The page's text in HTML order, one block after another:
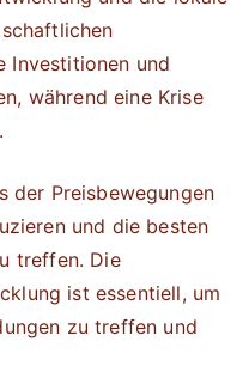
Investitionen und
während eine Krise
der Preisbewegungen
und die besten
treffen. Die
ist essentiell, um
zu treffen und